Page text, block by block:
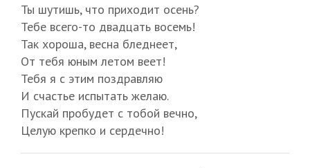
Ты шутишь, что приходит осень?
Тебе всего-то двадцать восемь!
Так хороша, весна бледнеет,
От тебя юным летом веет!
Тебя я с этим поздравляю
И счастье испытать желаю.
Пускай пробудет с тобой вечно,
Целую крепко и сердечно!